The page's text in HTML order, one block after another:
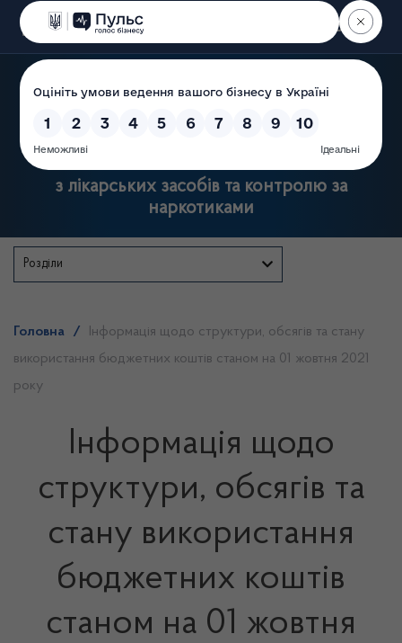
Пошук
Державна служба України
з лікарських засобів та контролю за
наркотиками
Розділи
Головна /
Інформація щодо структури, обсягів та стану
використання бюджетних коштів станом на 01 жовтня 2021
року
Інформація щодо
структури, обсягів та
стану використання
бюджетних коштів
станом на 01 жовтня